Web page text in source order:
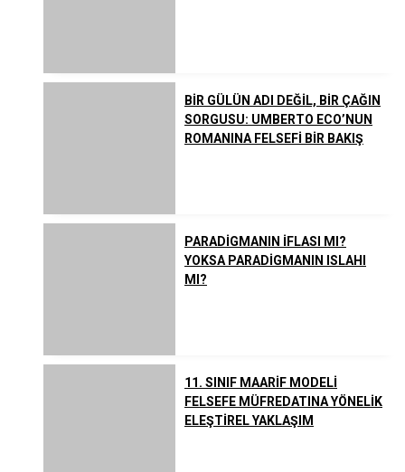
BİR GÜLÜN ADI DEĞİL, BİR ÇAĞIN
SORGUSU: UMBERTO ECO’NUN
ROMANINA FELSEFİ BİR BAKIŞ
PARADİGMANIN İFLASI MI?
YOKSA PARADİGMANIN ISLAHI
MI?
11. SINIF MAARİF MODELİ
FELSEFE MÜFREDATINA YÖNELİK
ELEŞTİREL YAKLAŞIM